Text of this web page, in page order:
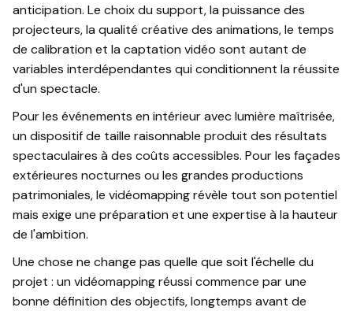
anticipation. Le choix du support, la puissance des
projecteurs, la qualité créative des animations, le temps
de calibration et la captation vidéo sont autant de
variables interdépendantes qui conditionnent la réussite
d'un spectacle.
Pour les événements en intérieur avec lumière maîtrisée,
un dispositif de taille raisonnable produit des résultats
spectaculaires à des coûts accessibles. Pour les façades
extérieures nocturnes ou les grandes productions
patrimoniales, le vidéomapping révèle tout son potentiel
mais exige une préparation et une expertise à la hauteur
de l'ambition.
Une chose ne change pas quelle que soit l'échelle du
projet : un vidéomapping réussi commence par une
bonne définition des objectifs, longtemps avant de